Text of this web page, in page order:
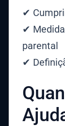
✔
✔
parental
✔